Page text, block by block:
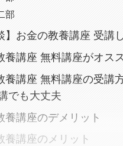
部
】お金の教養講座 受講
養講座 無料講座がオス
養講座 無料講座の受講
でも大丈夫
養講座のデメリット
養講座のメリット